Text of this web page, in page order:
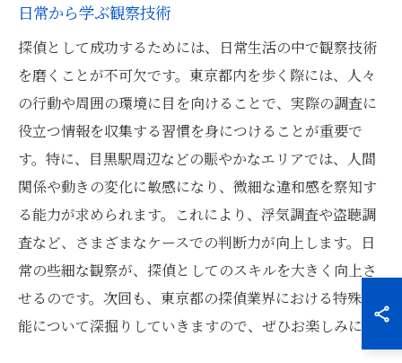
日常から学ぶ観察技術
探偵として成功するためには、日常生活の中で観察技術
を磨くことが不可欠です。東京都内を歩く際には、人々
の行動や周囲の環境に目を向けることで、実際の調査に
役立つ情報を収集する習慣を身につけることが重要で
す。特に、目黒駅周辺などの賑やかなエリアでは、人間
関係や動きの変化に敏感になり、微細な違和感を察知す
る能力が求められます。これにより、浮気調査や盗聴調
査など、さまざまなケースでの判断力が向上します。日
常の些細な観察が、探偵としてのスキルを大きく向上さ
せるのです。次回も、東京都の探偵業界における特殊技
能について深掘りしていきますので、ぜひお楽しみに！